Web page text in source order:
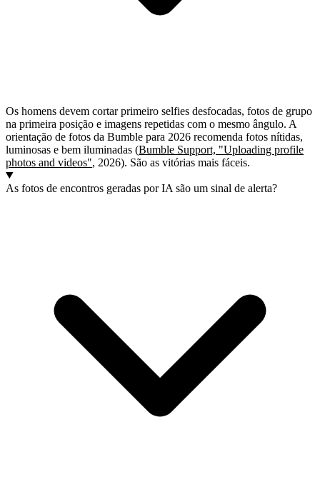
Os homens devem cortar primeiro selfies desfocadas, fotos de grupo
na primeira posição e imagens repetidas com o mesmo ângulo. A
orientação de fotos da Bumble para 2026 recomenda fotos nítidas,
luminosas e bem iluminadas (Bumble Support, "Uploading profile
photos and videos", 2026). São as vitórias mais fáceis.
As fotos de encontros geradas por IA são um sinal de alerta?